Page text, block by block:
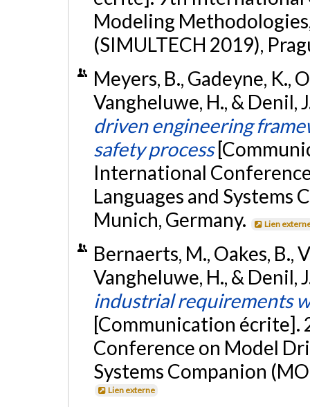
Modeling
(SIMULTECH 2019),
Meyers, B., Gadeyne, K.,
Vangheluwe, H., & Denil,
driven engineering
safety process
International
Languages and Systems
Munich, Germany.
Lien
Bernaerts, M., Oakes, B.,
Vangheluwe, H., & Denil,
industrial requirements
[Communication écrite].
Conference on Model
Systems Companion
Lien externe